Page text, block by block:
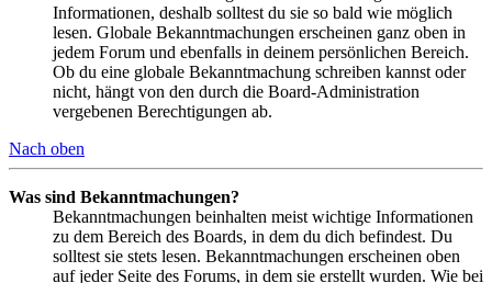
Informationen, deshalb solltest du sie so bald wie möglich
lesen. Globale Bekanntmachungen erscheinen ganz oben in
jedem Forum und ebenfalls in deinem persönlichen Bereich.
Ob du eine globale Bekanntmachung schreiben kannst oder
nicht, hängt von den durch die Board-Administration
vergebenen Berechtigungen ab.
Nach oben
Was sind Bekanntmachungen?
Bekanntmachungen beinhalten meist wichtige Informationen
zu dem Bereich des Boards, in dem du dich befindest. Du
solltest sie stets lesen. Bekanntmachungen erscheinen oben
auf jeder Seite des Forums, in dem sie erstellt wurden. Wie bei